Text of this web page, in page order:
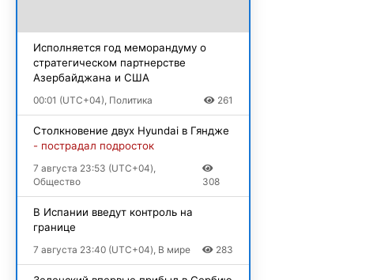
Исполняется год меморандуму о
стратегическом партнерстве
Азербайджана и США
00:01 (UTC+04), Политика 261
Столкновение двух Hyundai в Гяндже
- пострадал подросток
7 августа 23:53 (UTC+04),
Общество
308
В Испании введут контроль на
границе
7 августа 23:40 (UTC+04), В мире 283